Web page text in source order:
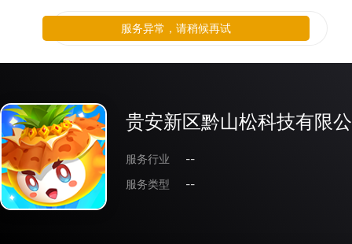
贵安新区黔山松科技有限
服务行业
--
服务类型
--
服务异常，请稍候再试